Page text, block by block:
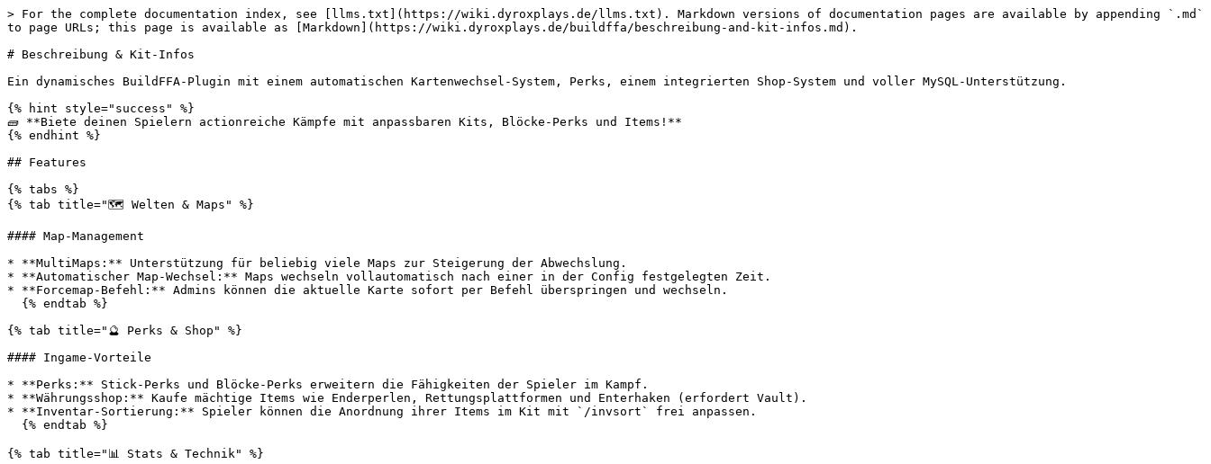
> For the complete documentation index, see [llms.txt](https://wiki.dyroxplays.de/llms.txt). Markdown versions of documentation pages are available by appending `.md`
to page URLs; this page is available as [Markdown](https://wiki.dyroxplays.de/buildffa/beschreibung-and-kit-infos.md).
# Beschreibung & Kit-Infos
Ein dynamisches BuildFFA-Plugin mit einem automatischen Kartenwechsel-System, Perks, einem integrierten Shop-System und voller MySQL-Unterstützung.
{% hint style="success" %}
🧱 **Biete deinen Spielern actionreiche Kämpfe mit anpassbaren Kits, Blöcke-Perks und Items!**
{% endhint %}
## Features
{% tabs %}
{% tab title="🗺️ Welten & Maps" %}
#### Map-Management
* **MultiMaps:** Unterstützung für beliebig viele Maps zur Steigerung der Abwechslung.
* **Automatischer Map-Wechsel:** Maps wechseln vollautomatisch nach einer in der Config festgelegten Zeit.
* **Forcemap-Befehl:** Admins können die aktuelle Karte sofort per Befehl überspringen und wechseln.
{% tab title="🔮 Perks & Shop" %}
#### Ingame-Vorteile
* **Perks:** Stick-Perks und Blöcke-Perks erweitern die Fähigkeiten der Spieler im Kampf.
* **Währungsshop:** Kaufe mächtige Items wie Enderperlen, Rettungsplattformen und Enterhaken (erfordert Vault).
* **Inventar-Sortierung:** Spieler können die Anordnung ihrer Items im Kit mit `/invsort` frei anpassen.
{% tab title="📊 Stats & Technik" %}